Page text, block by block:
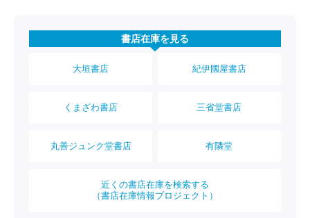
書店在庫を見る
大垣書店 紀伊國屋書店
くまざわ書店 三省堂書店
丸善ジュンク堂書店 有隣堂
近くの書店在庫を検索する
（書店在庫情報プロジェクト）